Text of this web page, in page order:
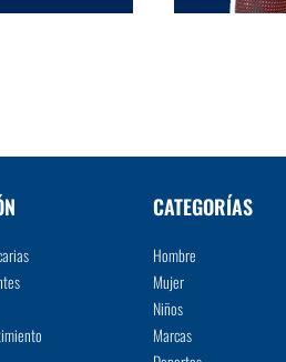
CATEGORÍAS
Hombre
Mujer
Niños
Marcas